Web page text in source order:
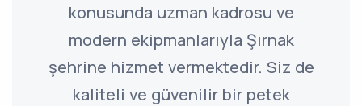
konusunda uzman kadrosu ve
modern ekipmanlarıyla Şırnak
şehrine hizmet vermektedir. Siz de
kaliteli ve güvenilir bir petek